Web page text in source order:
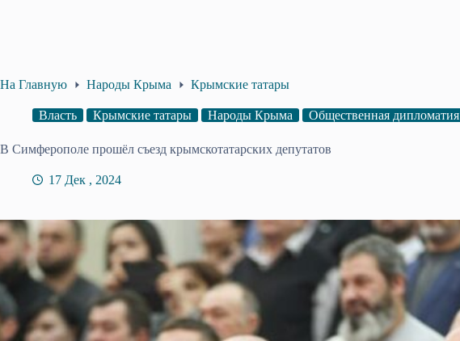
На Главную Народы Крыма Крымские татары
Власть Крымские татары Народы Крыма Общественная дипломатия
В Симферополе прошёл съезд крымскотатарских депутатов
17 Дек , 2024